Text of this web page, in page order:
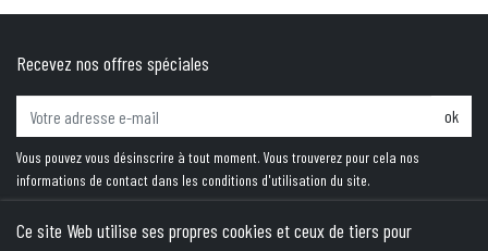
Recevez nos offres spéciales
ok
Vous pouvez vous désinscrire à tout moment. Vous trouverez pour cela nos
informations de contact dans les conditions d'utilisation du site.
Ce site Web utilise ses propres cookies et ceux de tiers pour